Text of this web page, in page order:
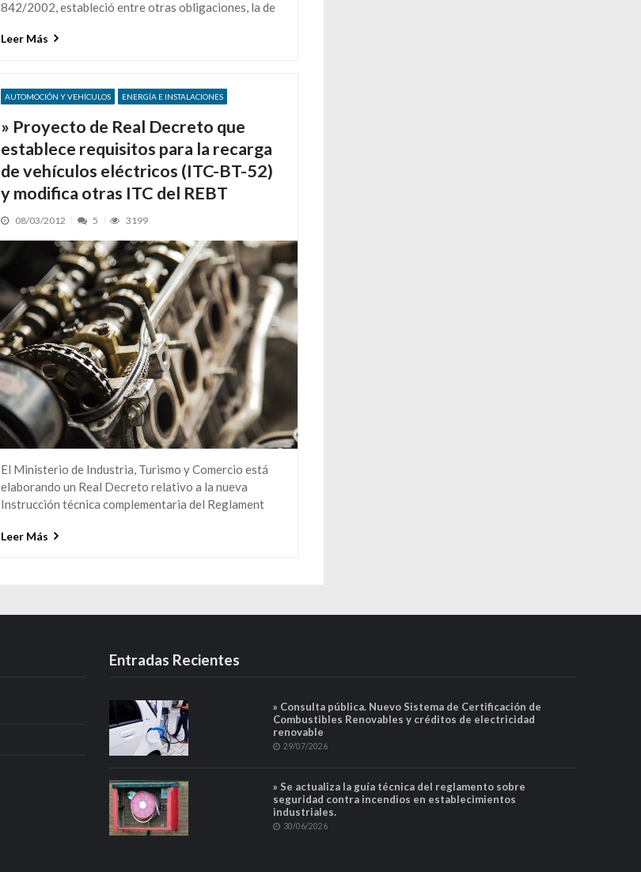
842/2002, estableció entre otras obligaciones, la de
Leer Más
AUTOMOCIÓN Y VEHÍCULOS ENERGÍA E INSTALACIONES
» Proyecto de Real Decreto que
establece requisitos para la recarga
de vehículos eléctricos (ITC-BT-52)
y modifica otras ITC del REBT
08/03/2012 5 3199
El Ministerio de Industria, Turismo y Comercio está
elaborando un Real Decreto relativo a la nueva
Instrucción técnica complementaria del Reglament
Leer Más
Entradas Recientes
» Consulta pública. Nuevo Sistema de Certificación de
Combustibles Renovables y créditos de electricidad
renovable
29/07/2026
» Se actualiza la guía técnica del reglamento sobre
seguridad contra incendios en establecimientos
industriales.
30/06/2026